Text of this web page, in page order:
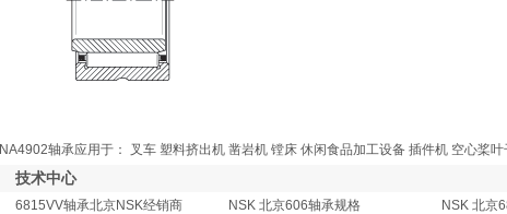
NA4902轴承应用于： 叉车 塑料挤出机 凿岩机 镗床 休闲食品加工设备 插件机 空心桨叶
技术中心
6815VV轴承北京NSK经销商 NSK 北京606轴承规格
NSK 北京